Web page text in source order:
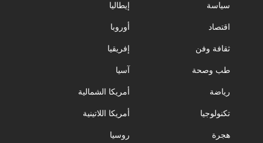
سياسة
اقتصاد
ثقافة وفن
طب وصحة
رياضة
تكنولوجيا
هجرة
إيطاليا
أوروبا
إفريقيا
آسيا
أمريكا الشمالية
أمريكا اللاتينية
روسيا